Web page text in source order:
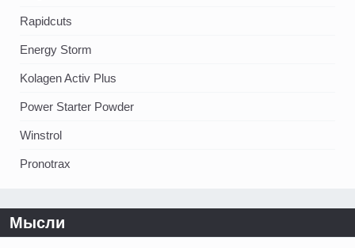
Rapidcuts
Energy Storm
Kolagen Activ Plus
Power Starter Powder
Winstrol
Pronotrax
Мысли